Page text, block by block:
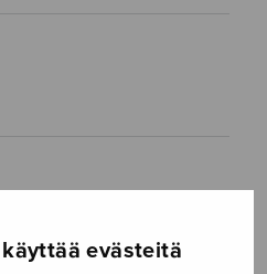
evästeitä